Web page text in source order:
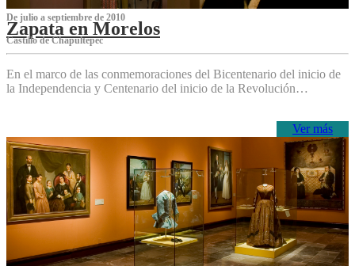
De julio a septiembre de 2010
Zapata en Morelos
Castillo de Chapultepec
En el marco de las conmemoraciones del Bicentenario del inicio de
la Independencia y Centenario del inicio de la Revolución…
Ver más